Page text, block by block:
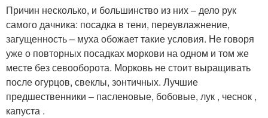
Причин несколько, и большинство из них – дело рук
самого дачника: посадка в тени, переувлажнение,
загущенность – муха обожает такие условия. Не говоря
уже о повторных посадках моркови на одном и том же
месте без севооборота. Морковь не стоит выращивать
после огурцов, свеклы, зонтичных. Лучшие
предшественники – пасленовые, бобовые, лук , чеснок ,
капуста .